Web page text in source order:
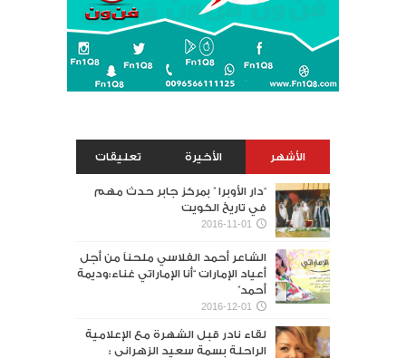
الأشهر الأخيرة تعليقات
“دار الأوبرا ” بمركز جابر حدث مهم
في تاريخ الكويت
2016-11-01
الشاعر أحمد الفلاسي ملحناً من أجل
أعياد الإمارات “أنا الإماراتي غناء:وديمة
أحمد”
2016-12-01
لقاء نادر قبل الشهرة مع الإعلامية
الراحلة بسمة سعيد الزهراني :